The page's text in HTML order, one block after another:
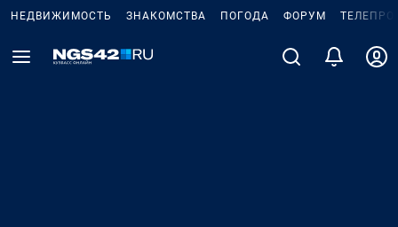
НЕДВИЖИМОСТЬ ЗНАКОМСТВА ПОГОДА ФОРУМ